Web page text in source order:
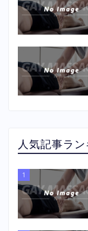
人気記事ラ
1